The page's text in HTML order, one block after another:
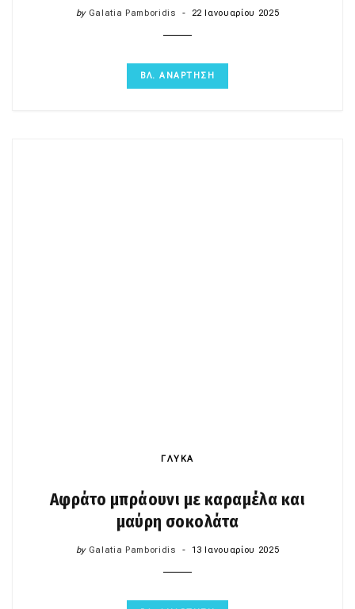
by Galatia Pamboridis 22 Ιανουαρίου 2025
ΒΛ. ΑΝΑΡΤΗΣΗ
ΓΛΥΚΑ
Αφράτο μπράουνι με καραμέλα και
μαύρη σοκολάτα
by Galatia Pamboridis 13 Ιανουαρίου 2025